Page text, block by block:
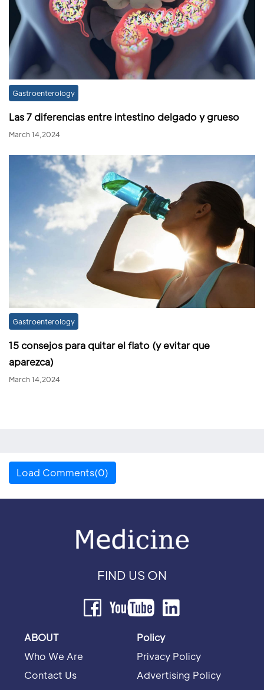
Gastroenterology
Las 7 diferencias entre intestino delgado y grueso
March 14,2024
Gastroenterology
15 consejos para quitar el flato (y evitar que
aparezca)
March 14,2024
Load Comments(0)
FIND US ON
ABOUT
Who We Are
Contact Us
Policy
Privacy Policy
Advertising Policy